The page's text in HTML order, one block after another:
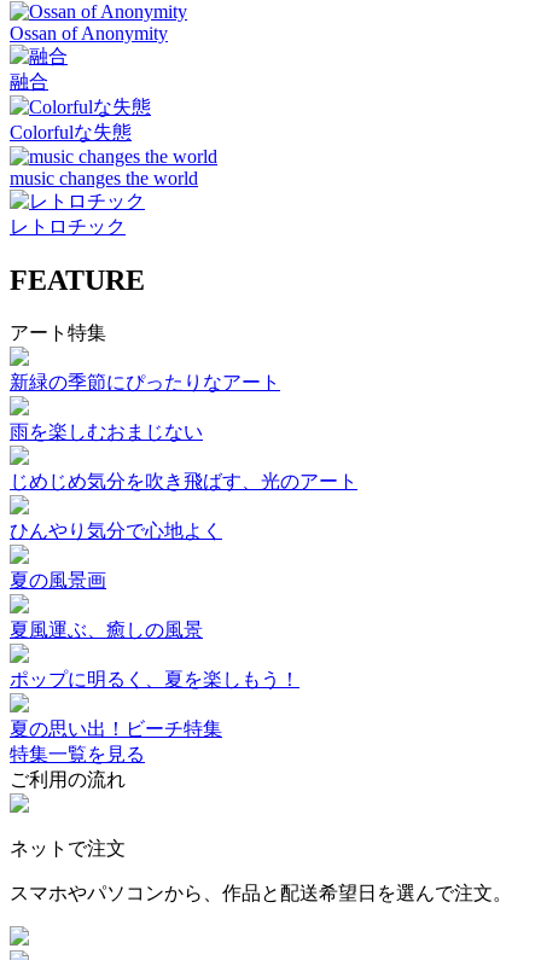
Ossan of Anonymity
融合
Colorfulな失態
music changes the world
レトロチック
FEATURE
アート特集
新緑の季節にぴったりなアート
雨を楽しむおまじない
じめじめ気分を吹き飛ばす、光のアート
ひんやり気分で心地よく
夏の風景画
夏風運ぶ、癒しの風景
ポップに明るく、夏を楽しもう！
夏の思い出！ビーチ特集
特集一覧を見る
ご利用の流れ
ネットで注文
スマホやパソコンから、作品と配送希望日を選んで注文。